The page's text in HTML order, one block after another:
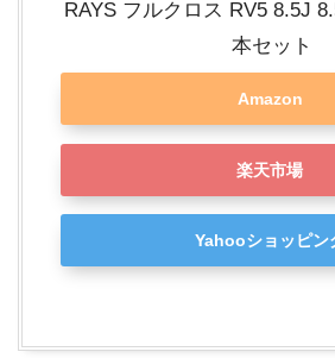
RAYS フルクロス RV5 8.5J
本セット
Amazon
楽天市場
Yahooショッピン